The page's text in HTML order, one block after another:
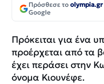
Πρόσθεσε τοolympia.gr
Google
Πρόκειται για ένα
προέρχεται από τα
έχει περάσει στην
όνομα Κιουνέφε.